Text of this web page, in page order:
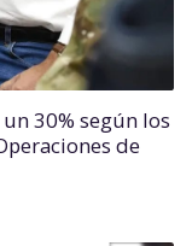
30% según los
de